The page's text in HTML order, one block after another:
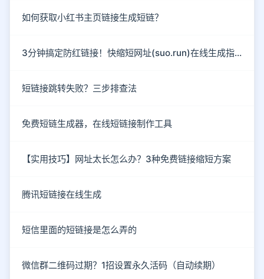
如何获取小红书主页链接生成短链？
3分钟搞定防红链接！快缩短网址(suo.run)在线生成指南
短链接跳转失败？三步排查法
免费短链生成器，在线短链接制作工具
【实用技巧】网址太长怎么办？3种免费链接缩短方案
腾讯短链接在线生成
短信里面的短链接是怎么弄的
微信群二维码过期？1招设置永久活码（自动续期）